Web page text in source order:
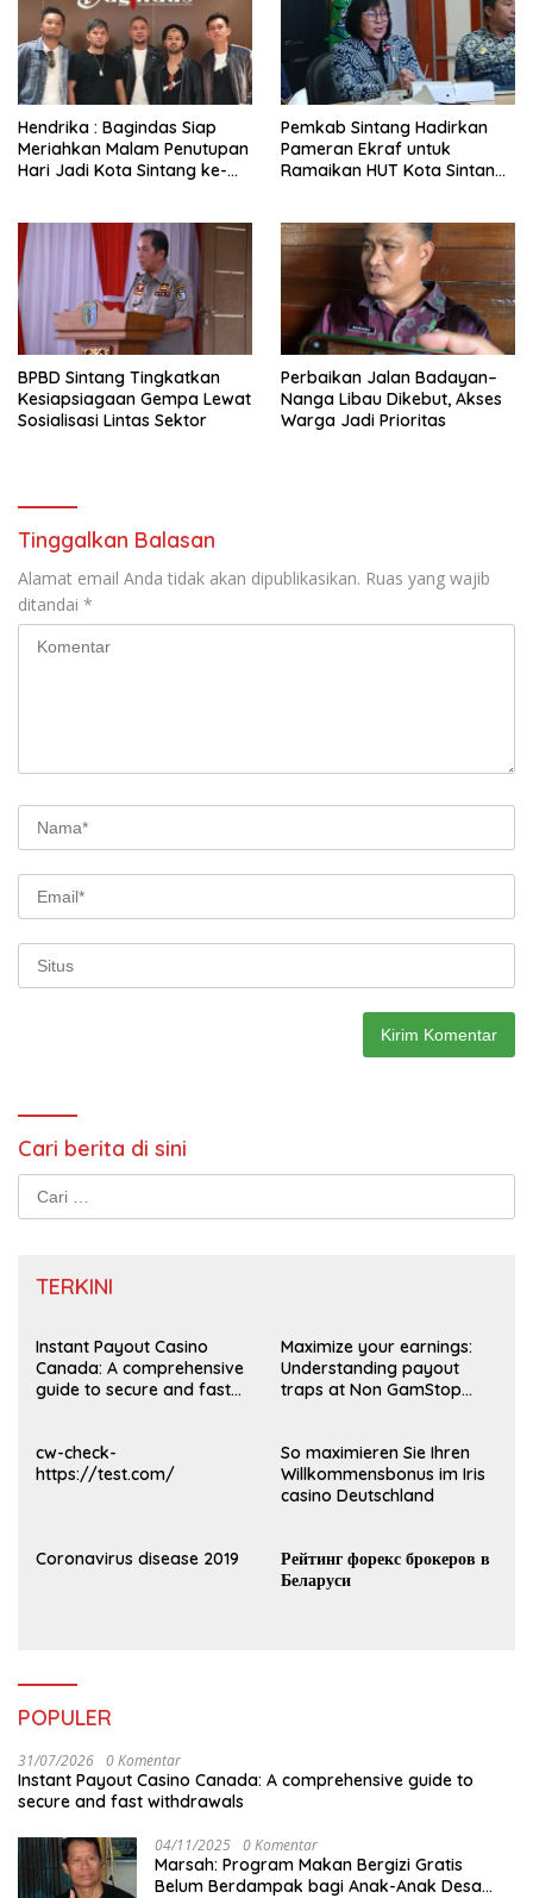
Hendrika : Bagindas Siap
Meriahkan Malam Penutupan
Hari Jadi Kota Sintang ke-
Pemkab Sintang Hadirkan
Pameran Ekraf untuk
Ramaikan HUT Kota Sintang
BPBD Sintang Tingkatkan
Kesiapsiagaan Gempa Lewat
Sosialisasi Lintas Sektor
Perbaikan Jalan Badayan–
Nanga Libau Dikebut, Akses
Warga Jadi Prioritas
Tinggalkan Balasan
Alamat email Anda tidak akan dipublikasikan. Ruas yang wajib
ditandai *
Cari berita di sini
Cari
untuk:
TERKINI
Instant Payout Casino
Canada: A comprehensive
guide to secure and fast
Maximize your earnings:
Understanding payout
traps at Non GamStop
cw-check-
https://test.com/
So maximieren Sie Ihren
Willkommensbonus im Iris
casino Deutschland
Coronavirus disease 2019
Рейтинг форекс брокеров в
Беларуси
POPULER
31/07/2026 0 Komentar
Instant Payout Casino Canada: A comprehensive guide to
secure and fast withdrawals
04/11/2025 0 Komentar
Marsah: Program Makan Bergizi Gratis
Belum Berdampak bagi Anak-Anak Desa